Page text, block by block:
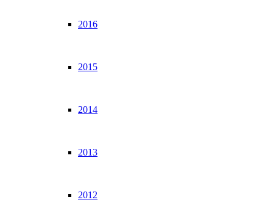
2016
2015
2014
2013
2012